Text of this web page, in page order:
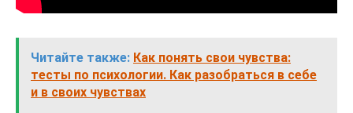
Читайте также: Как понять свои чувства:
тесты по психологии. Как разобраться в себе
и в своих чувствах